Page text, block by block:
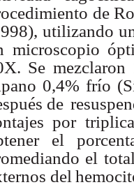
de
utilizando
microscopio
Se mezclaron
0,4% frío
de
por
el
el total
del